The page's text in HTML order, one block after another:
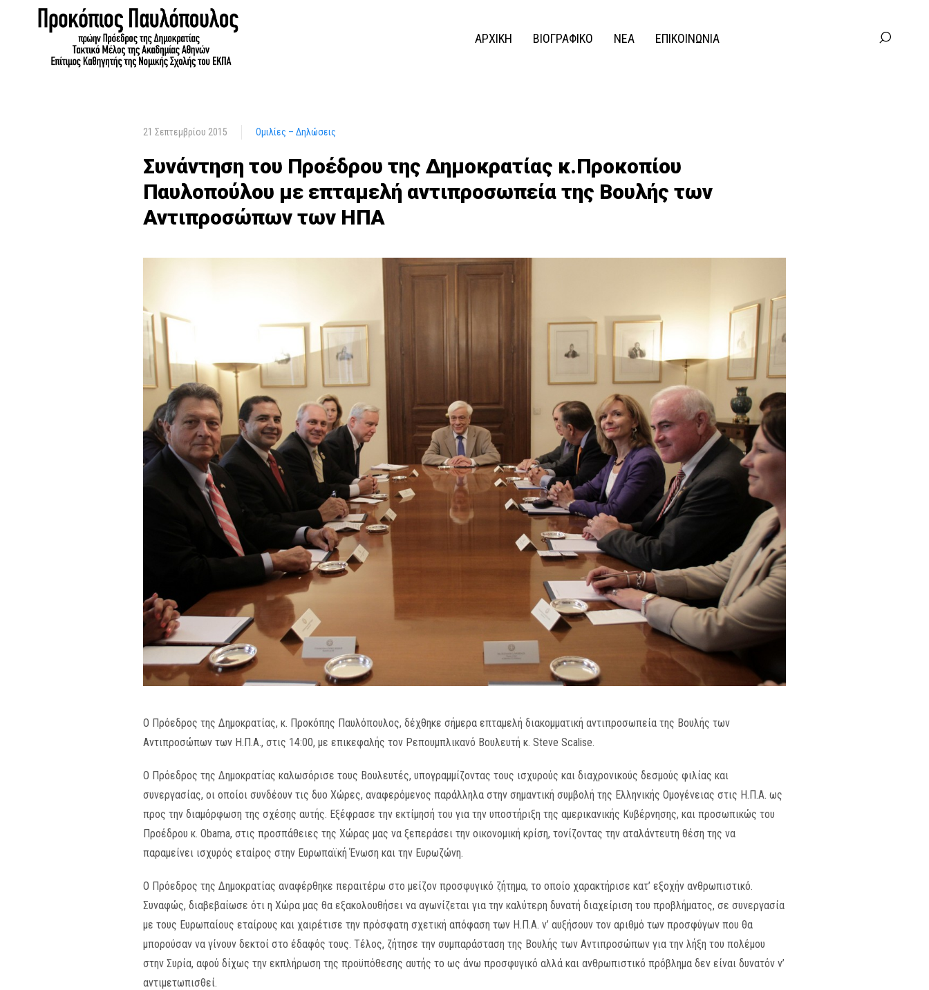
ΑΡΧΙΚΗ ΒΙΟΓΡΑΦΙΚΟ ΝΕΑ ΕΠΙΚΟΙΝΩΝΙΑ
21 Σεπτεμβρίου 2015 Ομιλίες – Δηλώσεις
Συνάντηση του Προέδρου της Δημοκρατίας κ.Προκοπίου
Παυλοπούλου με επταμελή αντιπροσωπεία της Βουλής των
Αντιπροσώπων των ΗΠΑ
Ο Πρόεδρος της Δημοκρατίας, κ. Προκόπης Παυλόπουλος, δέχθηκε σήμερα επταμελή διακομματική αντιπροσωπεία της Βουλής των
Αντιπροσώπων των Η.Π.Α., στις 14:00, με επικεφαλής τον Ρεπουμπλικανό Βουλευτή κ. Steve Scalise.
Ο Πρόεδρος της Δημοκρατίας καλωσόρισε τους Βουλευτές, υπογραμμίζοντας τους ισχυρούς και διαχρονικούς δεσμούς φιλίας και
συνεργασίας, οι οποίοι συνδέουν τις δυο Χώρες, αναφερόμενος παράλληλα στην σημαντική συμβολή της Ελληνικής Ομογένειας στις Η.Π.Α. ως
προς την διαμόρφωση της σχέσης αυτής. Εξέφρασε την εκτίμησή του για την υποστήριξη της αμερικανικής Κυβέρνησης, και προσωπικώς του
Προέδρου κ. Obama, στις προσπάθειες της Χώρας μας να ξεπεράσει την οικονομική κρίση, τονίζοντας την αταλάντευτη θέση της να
παραμείνει ισχυρός εταίρος στην Ευρωπαϊκή Ένωση και την Ευρωζώνη.
Ο Πρόεδρος της Δημοκρατίας αναφέρθηκε περαιτέρω στο μείζον προσφυγικό ζήτημα, το οποίο χαρακτήρισε κατ’ εξοχήν ανθρωπιστικό.
Συναφώς, διαβεβαίωσε ότι η Χώρα μας θα εξακολουθήσει να αγωνίζεται για την καλύτερη δυνατή διαχείριση του προβλήματος, σε συνεργασία
με τους Ευρωπαίους εταίρους και χαιρέτισε την πρόσφατη σχετική απόφαση των Η.Π.Α. ν’ αυξήσουν τον αριθμό των προσφύγων που θα
μπορούσαν να γίνουν δεκτοί στο έδαφός τους. Τέλος, ζήτησε την συμπαράσταση της Βουλής των Αντιπροσώπων για την λήξη του πολέμου
στην Συρία, αφού δίχως την εκπλήρωση της προϋπόθεσης αυτής το ως άνω προσφυγικό αλλά και ανθρωπιστικό πρόβλημα δεν είναι δυνατόν ν’
αντιμετωπισθεί.